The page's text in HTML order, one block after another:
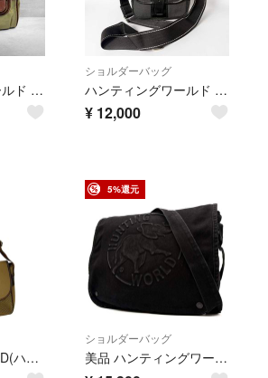
ハンティングワールド 2way ショルダーバッグ クラッチ ナイロン レザー
ショルダーバッグ
ハンティングワールド ショルダーバッグ バチュー サファリトゥデイ ブラック
¥ 12,000
HUNTING WORLD(ハンティングワールド) メンズ バッグ ショルダー
5%還元
ショルダーバッグ
美品 ハンティングワールド HUNTING WORLD デニム ショルダーバッグ メッセンジャー フラップ ロゴ エレファント ブラック 黒 クロスボディ 斜め掛け 夏休み 帰省 お盆 敬老の日 シルバーウィーク 秋 ギフト ご褒美